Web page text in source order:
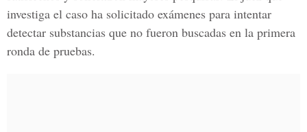
investiga el caso ha solicitado exámenes para intentar
detectar substancias que no fueron buscadas en la primera
ronda de pruebas.